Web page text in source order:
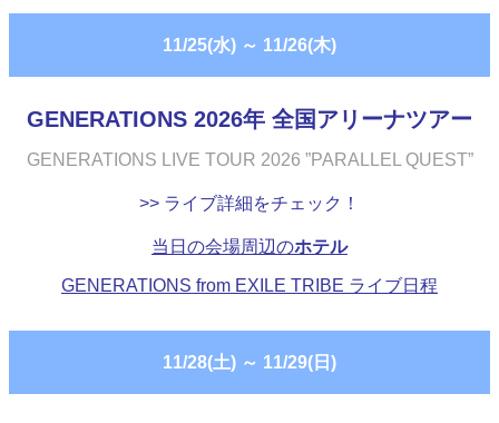
11/25(水) ～ 11/26(木)
GENERATIONS 2026年 全国アリーナツアー
GENERATIONS LIVE TOUR 2026 ”PARALLEL QUEST”
>> ライブ詳細をチェック！
当日の会場周辺のホテル
GENERATIONS from EXILE TRIBE ライブ日程
11/28(土) ～ 11/29(日)